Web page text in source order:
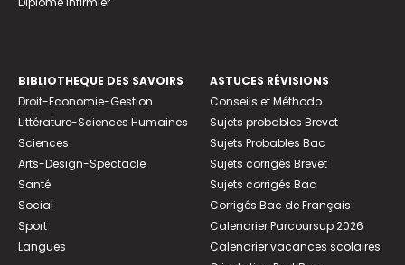
BIBLIOTHEQUE DES SAVOIRS
Droit-Economie-Gestion
Littérature-Sciences Humaines
Sciences
Arts-Design-Spectacle
Santé
Social
Sport
Langues
ASTUCES RÉVISIONS
Conseils et Méthodo
Sujets probables Brevet
Sujets Probables Bac
Sujets corrigés Brevet
Sujets corrigés Bac
Corrigés Bac de Français
Calendrier Parcoursup 2026
Calendrier vacances scolaires